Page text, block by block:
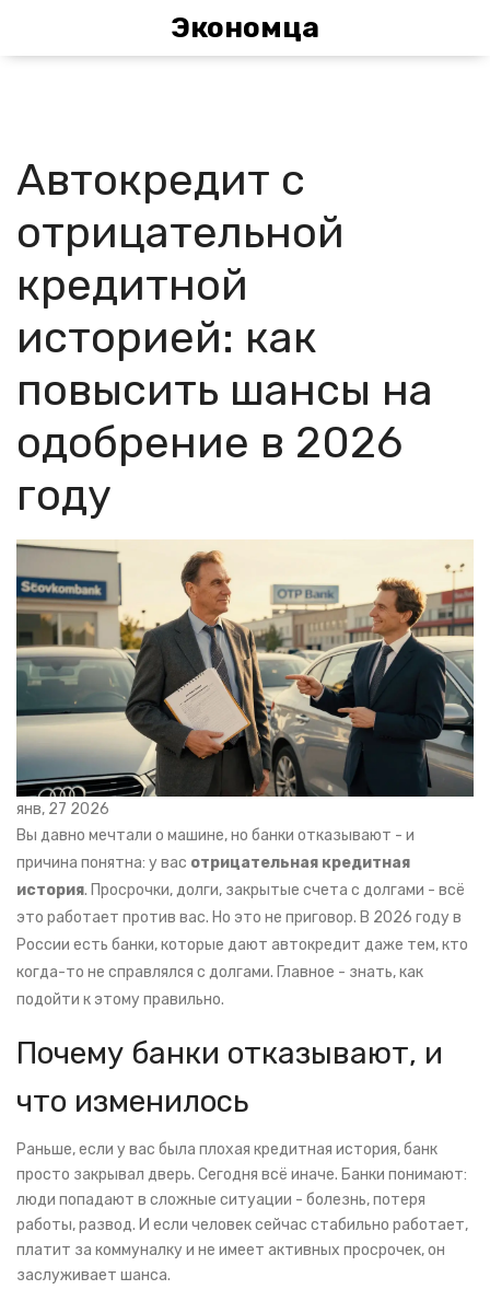
Экономца
Автокредит с
отрицательной
кредитной
историей: как
повысить шансы на
одобрение в 2026
году
янв, 27 2026
Вы давно мечтали о машине, но банки отказывают - и
причина понятна: у вас отрицательная кредитная
история. Просрочки, долги, закрытые счета с долгами - всё
это работает против вас. Но это не приговор. В 2026 году в
России есть банки, которые дают автокредит даже тем, кто
когда-то не справлялся с долгами. Главное - знать, как
подойти к этому правильно.
Почему банки отказывают, и
что изменилось
Раньше, если у вас была плохая кредитная история, банк
просто закрывал дверь. Сегодня всё иначе. Банки понимают:
люди попадают в сложные ситуации - болезнь, потеря
работы, развод. И если человек сейчас стабильно работает,
платит за коммуналку и не имеет активных просрочек, он
заслуживает шанса.